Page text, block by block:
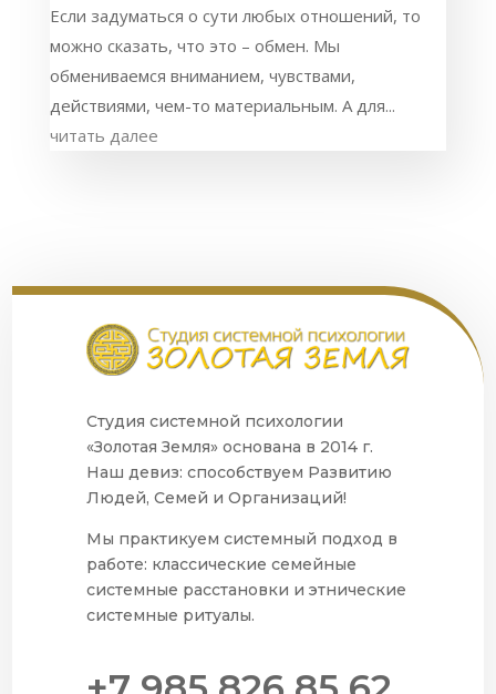
Если задуматься о сути любых отношений, то
можно сказать, что это – обмен. Мы
обмениваемся вниманием, чувствами,
действиями, чем-то материальным. А для...
читать далее
Студия системной психологии
«Золотая Земля» основана в 2014 г.
Наш девиз: способствуем Развитию
Людей, Семей и Организаций!
Мы практикуем системный подход в
работе: классические семейные
системные расстановки и этнические
системные ритуалы.